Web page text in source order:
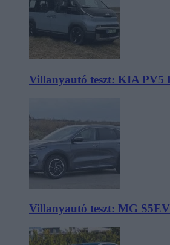
Villanyautó teszt: KIA PV5
Villanyautó teszt: MG